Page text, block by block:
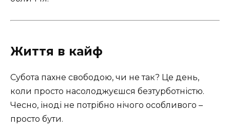
Життя в кайф
Субота пахне свободою, чи не так? Це день,
коли просто насолоджуєшся безтурботністю.
Чесно, іноді не потрібно нічого особливого –
просто бути.